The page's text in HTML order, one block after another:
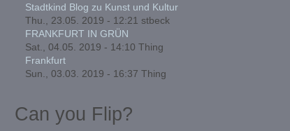
Stadtkind Blog zu Kunst und Kultur
Thu., 23.05. 2019 - 12:21 stbeck
FRANKFURT IN GRÜN
Sat., 04.05. 2019 - 14:10 Thing
Frankfurt
Sun., 03.03. 2019 - 16:37 Thing
Can you Flip?